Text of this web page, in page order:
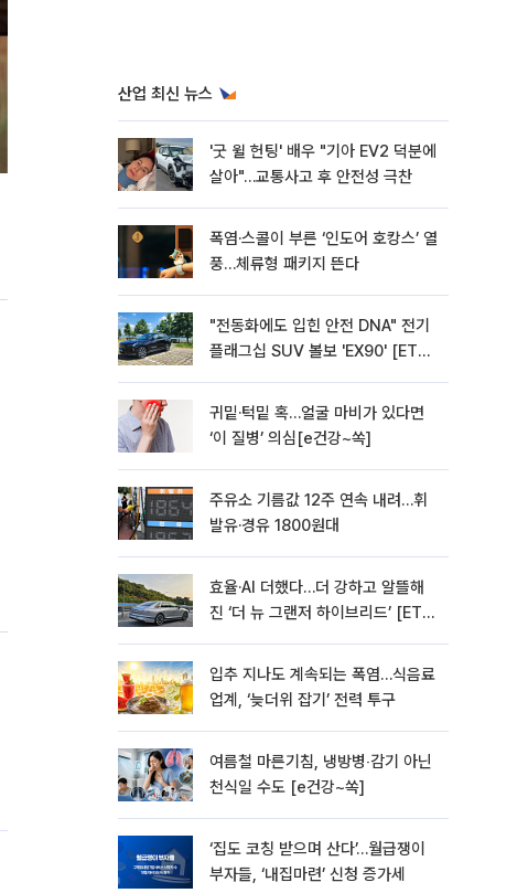
산업 최신 뉴스
'굿 윌 헌팅' 배우 "기아 EV2 덕분에
살아"…교통사고 후 안전성 극찬
폭염·스콜이 부른 ‘인도어 호캉스’ 열
풍…체류형 패키지 뜬다
"전동화에도 입힌 안전 DNA" 전기
플래그십 SUV 볼보 'EX90' [ET의
귀밑·턱밑 혹…얼굴 마비가 있다면
‘이 질병’ 의심[e건강~쏙]
주유소 기름값 12주 연속 내려…휘
발유·경유 1800원대
효율·AI 더했다…더 강하고 알뜰해
진 ‘더 뉴 그랜저 하이브리드’ [ET의
입추 지나도 계속되는 폭염…식음료
업계, ‘늦더위 잡기’ 전력 투구
여름철 마른기침, 냉방병‧감기 아닌
천식일 수도 [e건강~쏙]
‘집도 코칭 받으며 산다’…월급쟁이
부자들, ‘내집마련’ 신청 증가세